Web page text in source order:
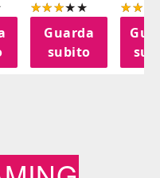
Guarda
subito